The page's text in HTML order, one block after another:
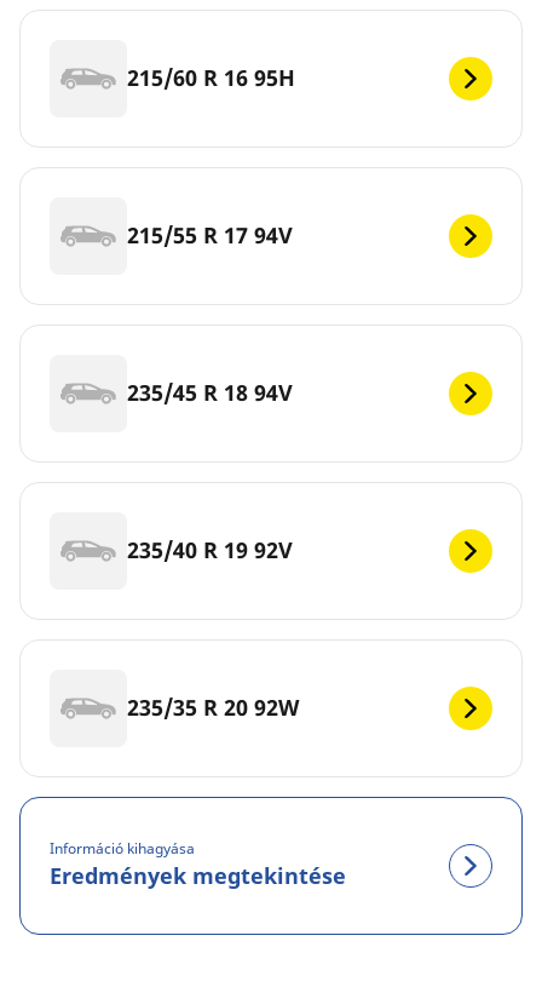
215/60 R 16 95H
215/55 R 17 94V
235/45 R 18 94V
235/40 R 19 92V
235/35 R 20 92W
Információ kihagyása
Eredmények megtekintése